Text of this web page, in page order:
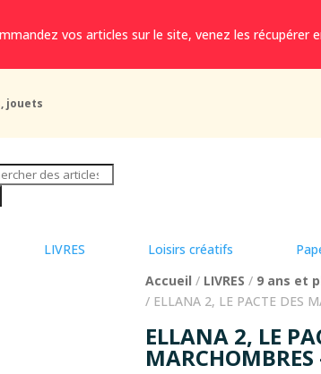
vos articles sur le site, venez les récupérer
jouets
LIVRES Loisirs créatifs
Accueil / LIVRES / 9 ans et
/ ELLANA 2, LE PACTE DES
ELLANA 2, LE
MARCHOMBRES